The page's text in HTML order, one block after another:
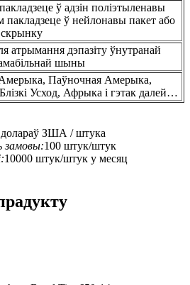
ў адзін поліэтыленавы
пакладзеце ў нейлонавы пакет або
атрымання дэпазіту ўнутранай
шыны
Паўночная Амерыка,
Усход, Афрыка і гэтак далей…
долараў ЗША / штука
замовы:100 штук/штук
10000 штук/штук у месяц